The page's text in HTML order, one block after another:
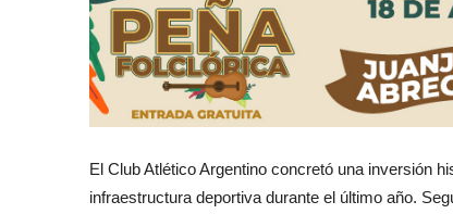
El Club Atlético Argentino concretó una inversión
infraestructura deportiva durante el último año.